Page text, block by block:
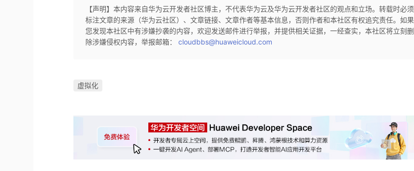
【声明】本内容来自华为云开发者社区博主，不代表华为云及华为云开发者社区的观点和立场。转载时必须
标注文章的来源（华为云社区）、文章链接、文章作者等基本信息，否则作者和本社区有权追究责任。如果
您发现本社区中有涉嫌抄袭的内容，欢迎发送邮件进行举报，并提供相关证据，一经查实，本社区将立刻删
除涉嫌侵权内容，举报邮箱：cloudbbs@huaweicloud.com
虚拟化